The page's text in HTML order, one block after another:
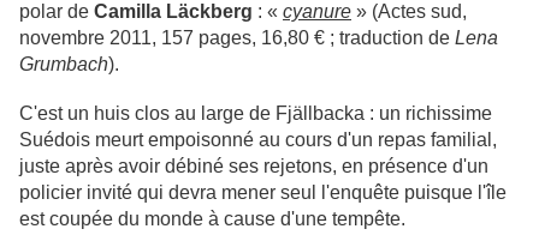
polar de Camilla Läckberg : « cyanure » (Actes sud,
novembre 2011, 157 pages, 16,80 € ; traduction de Lena
Grumbach).
C'est un huis clos au large de Fjällbacka : un richissime
Suédois meurt empoisonné au cours d'un repas familial,
juste après avoir débiné ses rejetons, en présence d'un
policier invité qui devra mener seul l'enquête puisque l'île
est coupée du monde à cause d'une tempête.